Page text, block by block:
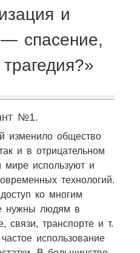
и
— спасение,
№1.
изменило общество
и в отрицательном
используют и
технологий.
ко многим
нужны людям в
связи, транспорте и т.
использование